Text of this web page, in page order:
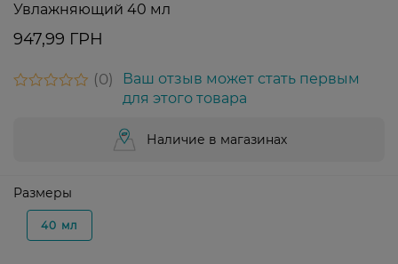
Увлажняющий 40 мл
947,99 ГРН
0
Ваш отзыв может стать первым
для этого товара
Наличие в магазинах
Размеры
40 мл